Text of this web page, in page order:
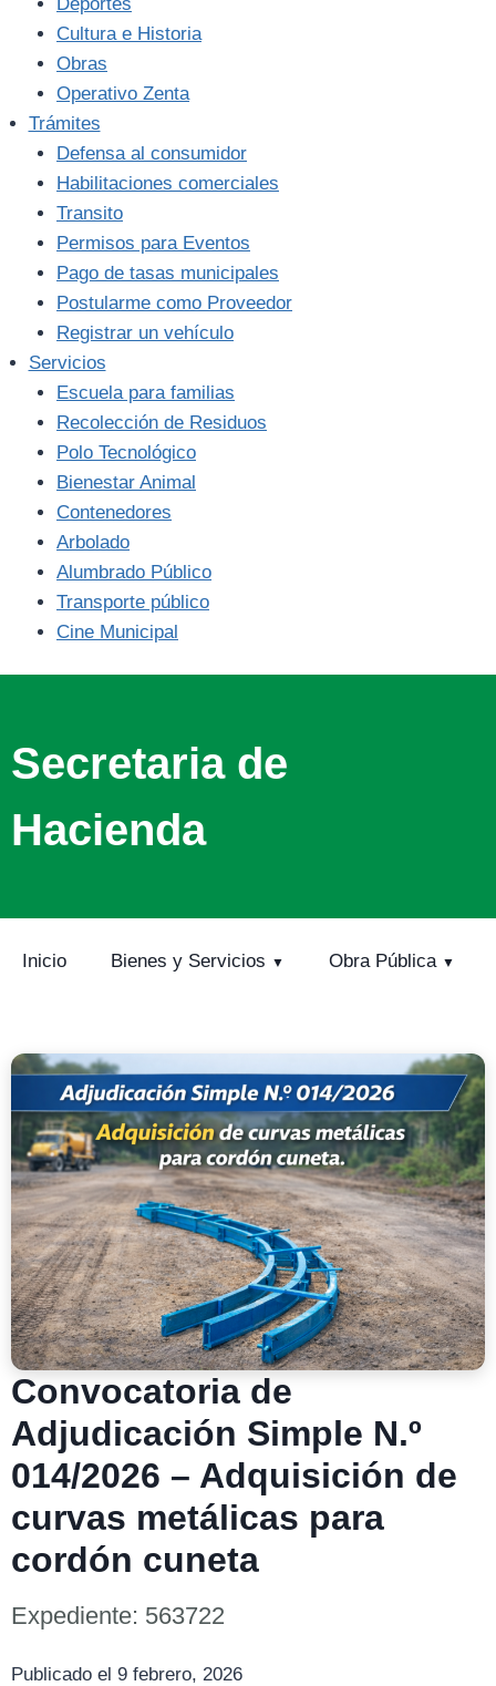
Cultura e Historia
Obras
Operativo Zenta
Trámites
Defensa al consumidor
Habilitaciones comerciales
Transito
Permisos para Eventos
Pago de tasas municipales
Postularme como Proveedor
Registrar un vehículo
Servicios
Escuela para familias
Recolección de Residuos
Polo Tecnológico
Bienestar Animal
Contenedores
Arbolado
Alumbrado Público
Transporte público
Cine Municipal
Secretaria de
Hacienda
Inicio Bienes y Servicios Obra Pública
Convocatoria de
Adjudicación Simple N.º
014/2026 – Adquisición de
curvas metálicas para
cordón cuneta
Expediente: 563722
Publicado el 9 febrero, 2026